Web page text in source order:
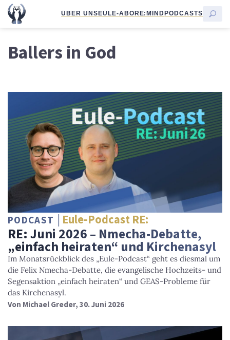
ÜBER UNSEULE-ABORE:MINDPODCASTS
Ballers in God
PODCAST Eule-Podcast RE:
RE: Juni 2026 – Nmecha-Debatte,
„einfach heiraten“ und Kirchenasyl
Im Monatsrückblick des „Eule-Podcast“ geht es diesmal um
die Felix Nmecha-Debatte, die evangelische Hochzeits- und
Segensaktion „einfach heiraten“ und GEAS-Probleme für
das Kirchenasyl.
Von Michael Greder, 30. Juni 2026